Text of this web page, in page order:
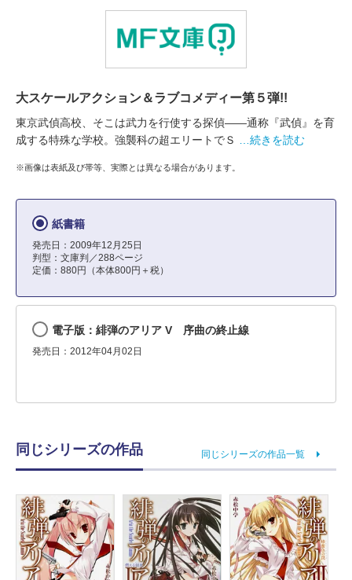
大スケールアクション＆ラブコメディー第５弾!!
東京武偵高校、そこは武力を行使する探偵――通称『武偵』を育
成する特殊な学校。強襲科の超エリートでＳ
…続きを読む
※画像は表紙及び帯等、実際とは異なる場合があります。
紙書籍
発売日：2009年12月25日
判型：文庫判／288ページ
定価：880円（本体800円＋税）
電子版：緋弾のアリア V 序曲の終止線
発売日：2012年04月02日
同じシリーズの作品 同じシリーズの作品一覧